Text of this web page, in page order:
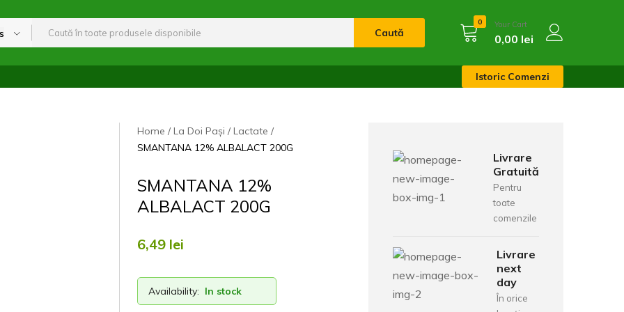
Caută
0 Your Cart
0,00 lei
Istoric Comenzi
Home La Doi Pași
Lactate
SMANTANA 12% ALBALACT 200G
SMANTANA 12%
ALBALACT 200G
6,49 lei
Availability: In stock
Livrare
Gratuită
Pentru
toate
comenzile
Livrare
next
day
În orice